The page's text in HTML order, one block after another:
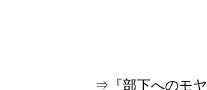
⇒『部下へのモヤ